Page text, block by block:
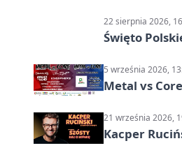
22 sierpnia 2026,
Święto
5 września 2026,
Metal vs
21 września 2026,
Kacper